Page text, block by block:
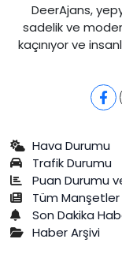
DeerAjans,
sadelik ve
kaçınıyor ve
Hava Durumu
Trafik Durumu
Puan Durumu
Tüm Manşetler
Son Dakika
Haber Arşivi